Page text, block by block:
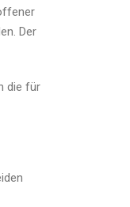
Der
die für